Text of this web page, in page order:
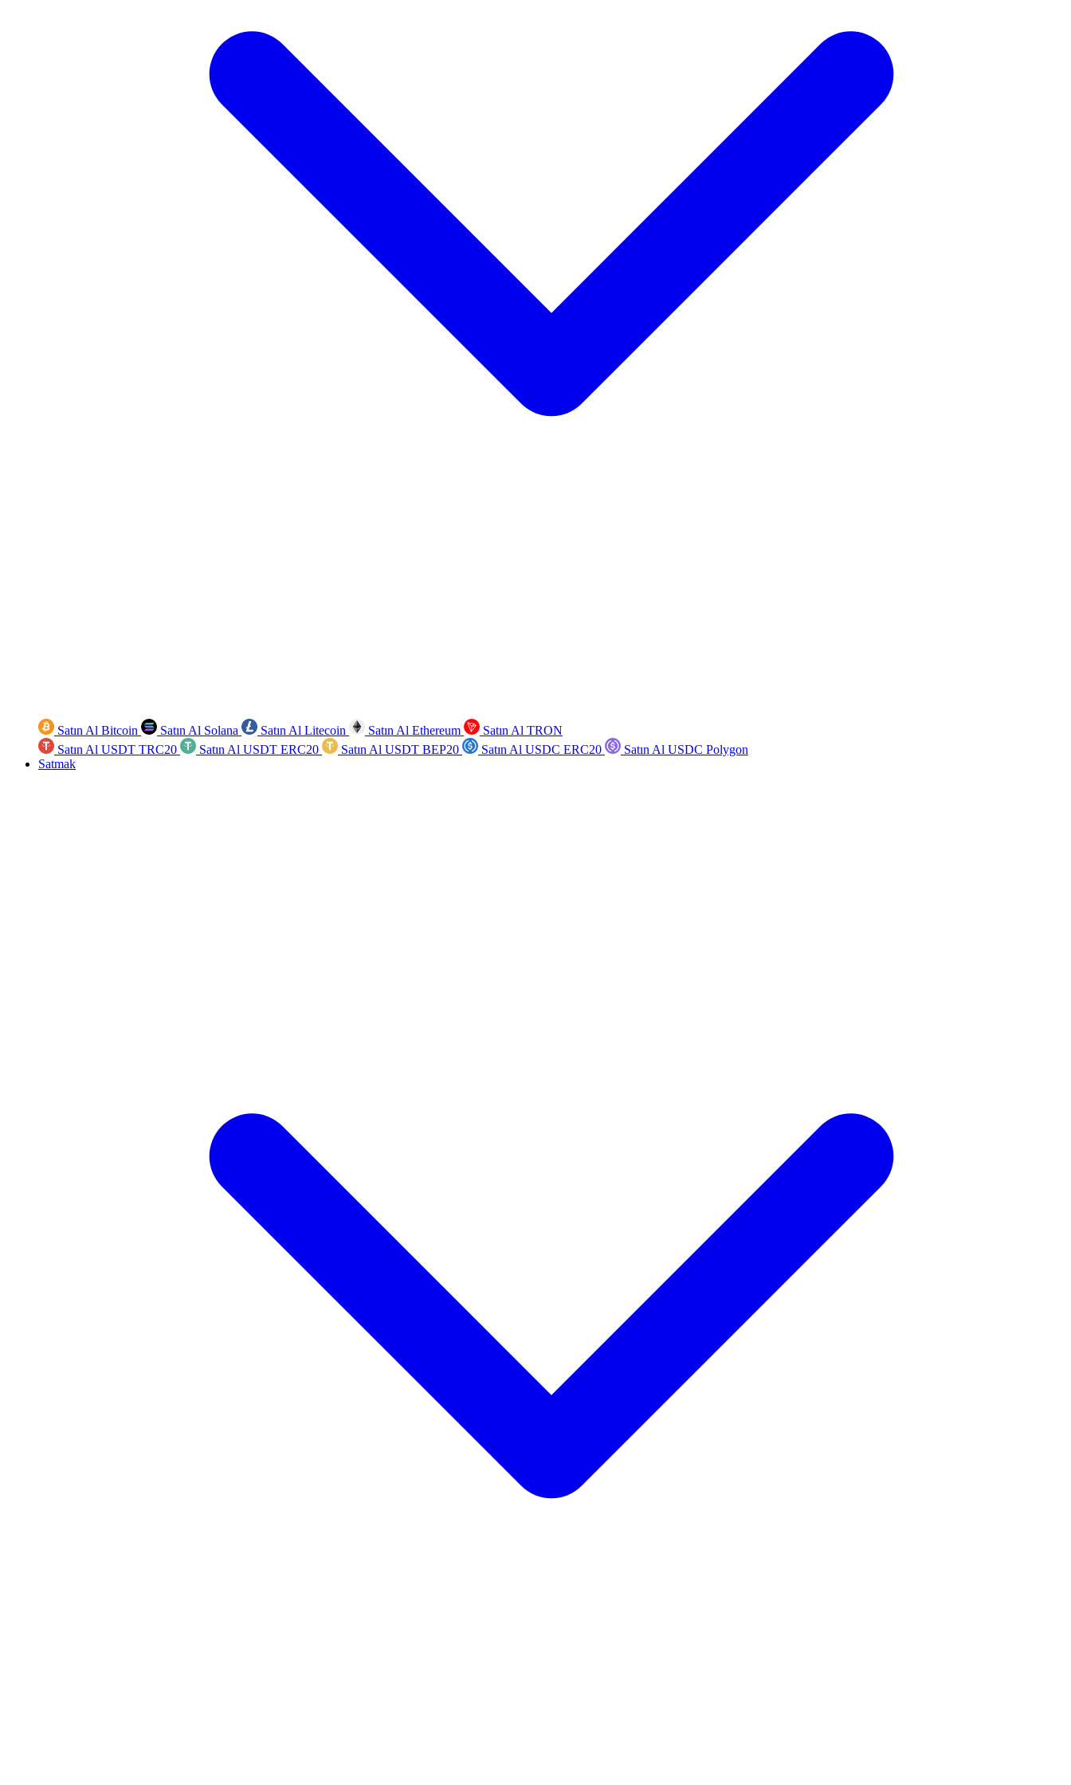
Satın Al Bitcoin Satın Al Solana Satın Al Litecoin Satın Al Ethereum
Satın Al TRON
Satın Al USDT TRC20
Satın Al USDT ERC20 Satın Al USDT BEP20 Satın Al USDC ERC20
Satın Al USDC Polygon
Satmak